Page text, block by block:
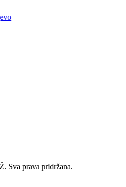
Sva prava pridržana.